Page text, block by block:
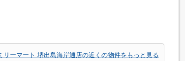
リーマート 堺出島海岸通店の近くの物件をもっと見る